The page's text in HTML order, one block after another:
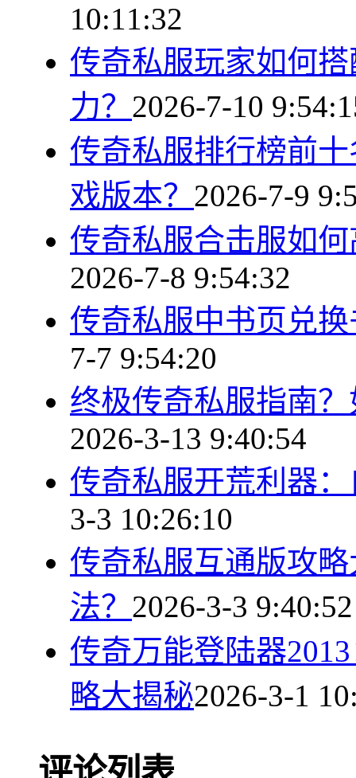
10:11:32
传奇私服玩家如何
力？ 2026-7-10
传奇私服排行榜前
戏版本？ 2026-7-9
传奇私服合击服如
2026-7-8 9:54:32
传奇私服中书页兑
7-7 9:54:20
终极传奇私服指南
2026-3-13 9:40:54
传奇私服开荒利器
3-3 10:26:10
传奇私服互通版攻
法？ 2026-3-3 9:40:52
传奇万能登陆器
略大揭秘2026-3-1